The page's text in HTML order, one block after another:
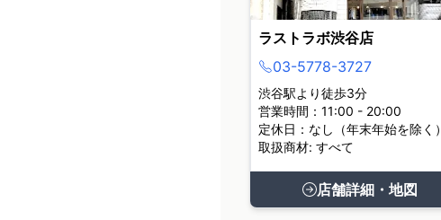
ラストラボ渋谷店
03-5778-3727
渋谷駅より徒歩3分
営業時間：11:00 - 20:00
定休日：なし（年末年始を除く）
取扱商材: すべて
店舗詳細・地図